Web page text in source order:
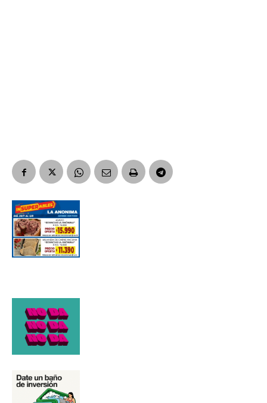
Nombre
Apellidos
Número de teléfono